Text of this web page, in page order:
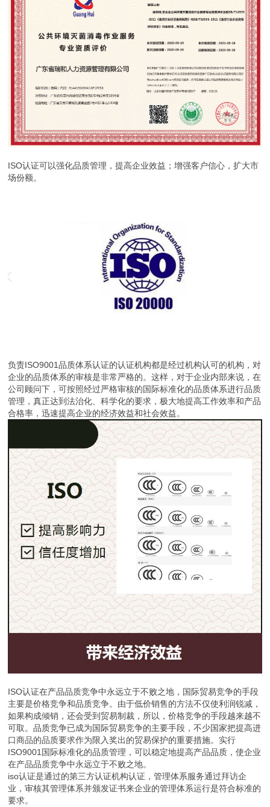
ISO认证可以强化品质管理，提高企业效益；增强客户信心，扩大市
场份额。
负责ISO9001品质体系认证的认证机构都是经过机构认可的机构，对
企业的品质体系的审核是非常严格的。这样，对于企业内部来说，在
公司顾问下，可按照经过严格审核的国际标准化的品质体系进行品质
管理，真正达到法治化、科学化的要求，极大地提高工作效率和产品
合格率，迅速提高企业的经济效益和社会效益。
ISO认证在产品品质竞争中永远立于不败之地，国际贸易竞争的手段
主要是价格竞争和品质竞争。由于低价销售的方法不仅使利润锐减，
如果构成倾销，还会受到贸易制裁，所以，价格竞争的手段越来越不
可取。品质竞争已成为国际贸易竞争的主要手段，不少国家把提高进
口商品的品质要求作为限入奖出的贸易保护的重要措施。实行
ISO9001国际标准化的品质管理，可以稳定地提高产品品质，使企业
在产品品质竞争中永远立于不败之地。
iso认证是通过的第三方认证机构认证，管理体系服务通过拜访企
业，审核其管理体系并颁发证书来企业的管理体系运行是符合标准的
要求。